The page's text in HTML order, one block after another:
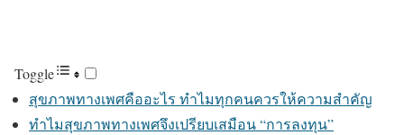
Toggle
สุขภาพทางเพศคืออะไร ทำไมทุกคนควรให้ความสำคัญ
ทำไมสุขภาพทางเพศจึงเปรียบเสมือน “การลงทุน”